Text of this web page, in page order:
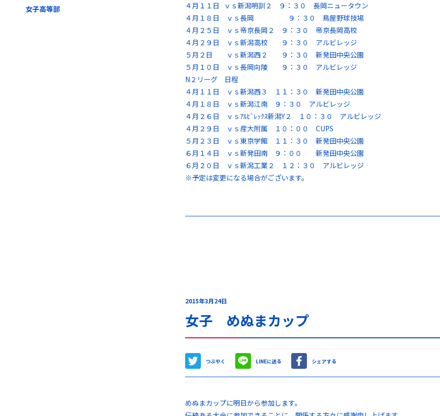
４月１１日 ｖｓ新潟明訓２ ９：３０ 長岡ニュータウン
４月１８日 ｖｓ長岡 ９：３０ 鳥屋野球技場
４月２５日 ｖｓ帝京長岡２ ９：３０ 帝京長岡高校
４月２９日 ｖｓ新潟高校 ９：３０ アルビレッジ
５月２日 ｖｓ新潟西２ ９：３０ 新発田中央公園
５月１０日 ｖｓ長岡向陵 ９：３０ アルビレッジ
N２リーグ 日程
４月１１日 ｖｓ新潟西３ １１：３０ 新発田中央公園
４月１８日 ｖｓ新潟江南 ９：３０ アルビレッジ
４月２６日 ｖｓｱﾙﾋﾞﾚｯｸｽ新潟Y２ １０：３０ アルビレッジ
４月２９日 ｖｓ産大附属 １０：００ CUPS
５月２３日 ｖｓ東京学館 １１：３０ 新発田中央公園
６月１４日 ｖｓ新発田南 ９：００ 新発田中央公園
６月２０日 ｖｓ新潟工業２ １２：３０ アルビレッジ
※予定は変更になる場合がございます。
2015年3月24日
女子 めぬまカップ
つぶやく LINEに送る シェアする
めぬまカップに明日から参加します。
女子高等部